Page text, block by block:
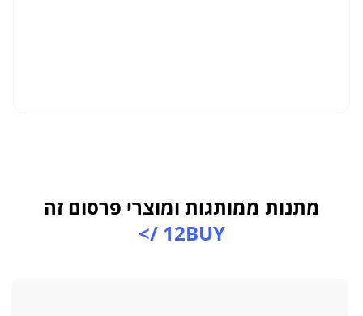
מתנות ממותגות ומוצרי פרסום זה
12BUY />